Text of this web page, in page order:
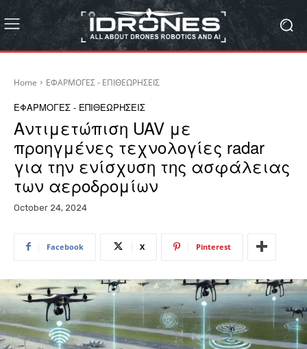
Home ΕΦΑΡΜΟΓΕΣ - ΕΠΙΘΕΩΡΗΣΕΙΣ
ΕΦΑΡΜΟΓΕΣ - ΕΠΙΘΕΩΡΗΣΕΙΣ
Αντιμετώπιση UAV με
προηγμένες τεχνολογίες radar
για την ενίσχυση της ασφάλειας
των αεροδρομίων
October 24, 2024
Facebook X Pinterest